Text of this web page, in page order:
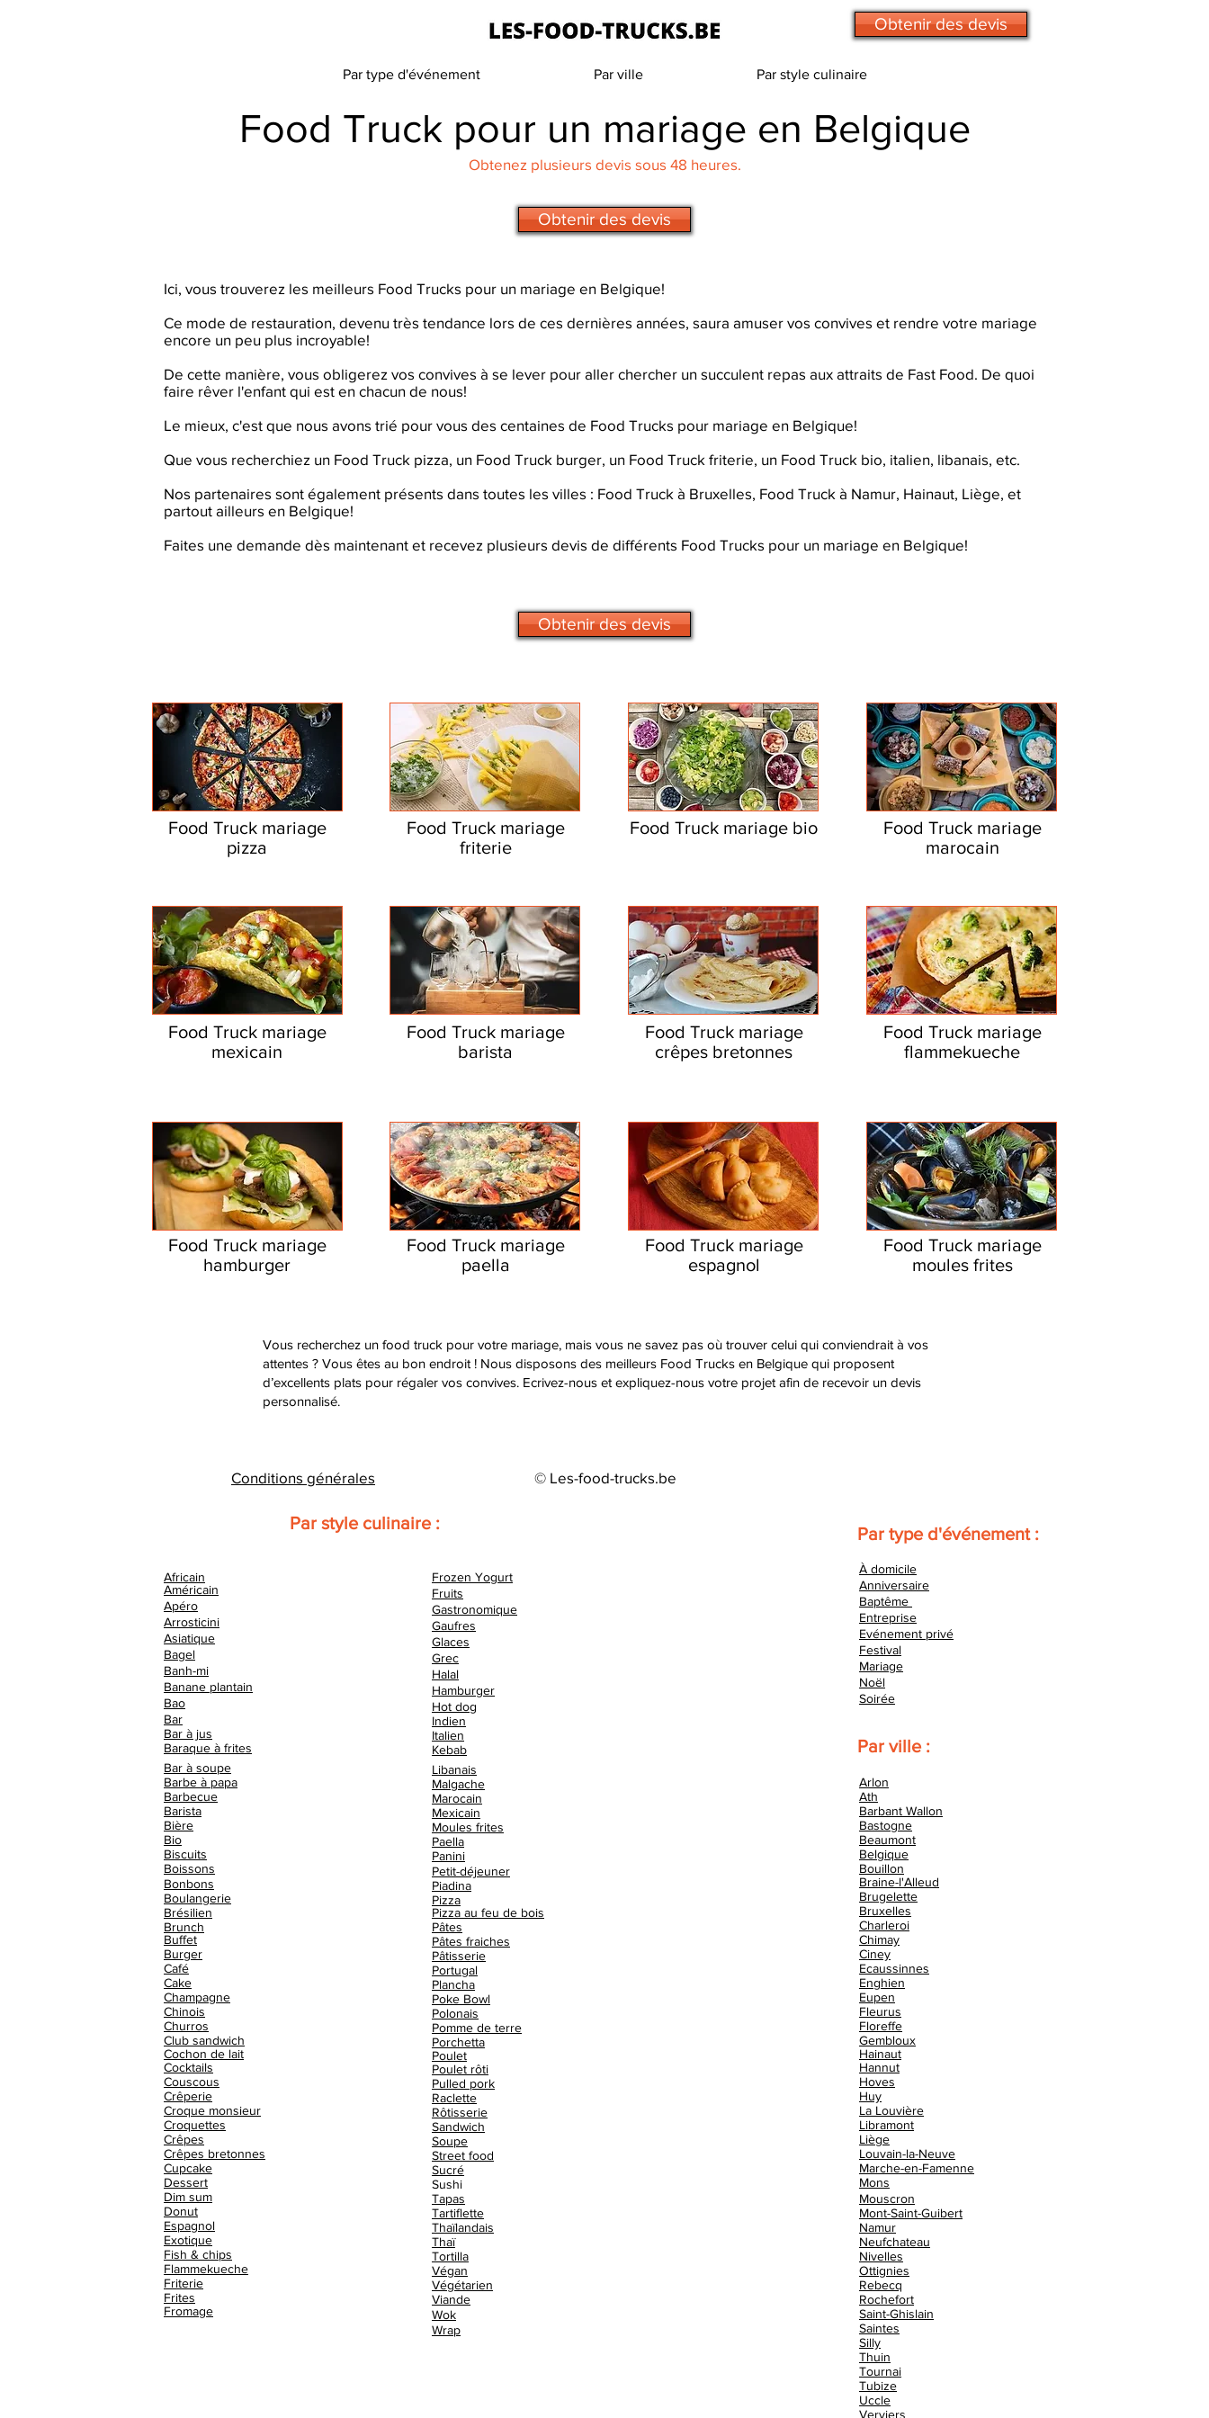
Obtenir des devis
Par type d'événement Par ville Par style culinaire
Food Truck pour un mariage en Belgique
Obtenez plusieurs devis sous 48 heures.
Obtenir des devis
Ici, vous trouverez les meilleurs Food Trucks pour un mariage en Belgique!
Ce mode de restauration, devenu très tendance lors de ces dernières années, saura amuser vos convives et rendre votre mariage
encore un peu plus incroyable!
De cette manière, vous obligerez vos convives à se lever pour aller chercher un succulent repas aux attraits de Fast Food. De quoi
faire rêver l'enfant qui est en chacun de nous!
Le mieux, c'est que nous avons trié pour vous des centaines de Food Trucks pour mariage en Belgique!
Que vous recherchiez un Food Truck pizza, un Food Truck burger, un Food Truck friterie, un Food Truck bio, italien, libanais, etc.
Nos partenaires sont également présents dans toutes les villes : Food Truck à Bruxelles, Food Truck à Namur, Hainaut, Liège, et
partout ailleurs en Belgique!
Faites une demande dès maintenant et recevez plusieurs devis de différents Food Trucks pour un mariage en Belgique!
Obtenir des devis
Food Truck mariage
pizza
Food Truck mariage
friterie
Food Truck mariage bio
Food Truck mariage
marocain
Food Truck mariage
mexicain
Food Truck mariage
barista
Food Truck mariage
crêpes bretonnes
Food Truck mariage
flammekueche
Food Truck mariage
hamburger
Food Truck mariage
paella
Food Truck mariage
espagnol
Food Truck mariage
moules frites
Vous recherchez un food truck pour votre mariage, mais vous ne savez pas où trouver celui qui conviendrait à vos
attentes ? Vous êtes au bon endroit ! Nous disposons des meilleurs Food Trucks en Belgique qui proposent
d’excellents plats pour régaler vos convives. Ecrivez-nous et expliquez-nous votre projet afin de recevoir un devis
personnalisé.
Conditions générales © Les-food-trucks.be
Par style culinaire :
Africain
Américain
Apéro
Arrosticini
Asiatique
Bagel
Banh-mi
Banane plantain
Bao
Bar
Bar à jus
Baraque à frites
Frozen Yogurt
Fruits
Gastronomique
Gaufres
Glaces
Grec
Halal
Hamburger
Hot dog
Indien
Italien
Kebab
Bar à soupe
Barbe à papa
Barbecue
Barista
Bière
Bio
Biscuits
Boissons
Bonbons
Boulangerie
Brésilien
Brunch
Buffet
Burger
Café
Cake
Champagne
Chinois
Churros
Club sandwich
Cochon de lait
Cocktails
Couscous
Crêperie
Croque monsieur
Croquettes
Crêpes
Crêpes bretonnes
Cupcake
Dessert
Dim sum
Donut
Espagnol
Exotique
Fish & chips
Flammekueche
Friterie
Frites
Fromage
Libanais
Malgache
Marocain
Mexicain
Moules frites
Paella
Panini
Petit-déjeuner
Piadina
Pizza
Pizza au feu de bois
Pâtes
Pâtes fraiches
Pâtisserie
Portugal
Plancha
Poke Bowl
Polonais
Pomme de terre
Porchetta
Poulet
Poulet rôti
Pulled pork
Raclette
Rôtisserie
Sandwich
Soupe
Street food
Sucré
Sushi
Tapas
Tartiflette
Thaïlandais
Thaï
Tortilla
Végan
Végétarien
Viande
Wok
Wrap
Par type d'événement :
À domicile
Anniversaire
Baptême
Entreprise
Evénement privé
Festival
Mariage
Noël
Soirée
Par ville :
Arlon
Ath
Barbant Wallon
Bastogne
Beaumont
Belgique
Bouillon
Braine-l'Alleud
Brugelette
Bruxelles
Charleroi
Chimay
Ciney
Ecaussinnes
Enghien
Eupen
Fleurus
Floreffe
Gembloux
Hainaut
Hannut
Hoves
Huy
La Louvière
Libramont
Liège
Louvain-la-Neuve
Marche-en-Famenne
Mons
Mouscron
Mont-Saint-Guibert
Namur
Neufchateau
Nivelles
Ottignies
Rebecq
Rochefort
Saint-Ghislain
Saintes
Silly
Thuin
Tournai
Tubize
Uccle
Verviers